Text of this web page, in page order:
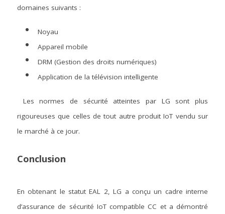
domaines suivants :
Noyau
Appareil mobile
DRM (Gestion des droits numériques)
Application de la télévision intelligente
Les normes de sécurité atteintes par LG sont plus
rigoureuses que celles de tout autre produit IoT vendu sur
le marché à ce jour.
Conclusion
En obtenant le statut EAL 2, LG a conçu un cadre interne
d’assurance de sécurité IoT compatible CC et a démontré